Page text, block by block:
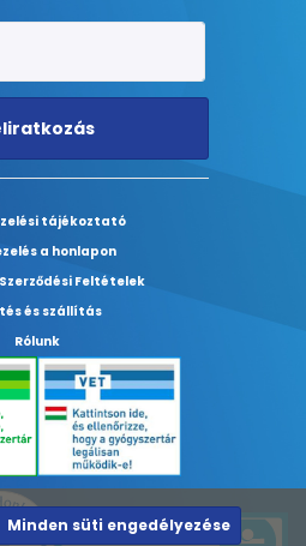
tájékoztató
a honlapon
Feltételek
és szállítás
Rólunk
Minden süti engedélyezése